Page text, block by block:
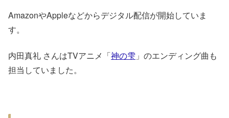
AmazonやAppleなどからデジタル配信が開始していま
す。
内田真礼 さんはTVアニメ「神の雫 」のエンディング曲も
担当していました。